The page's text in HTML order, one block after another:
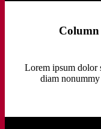
Lorem ipsum dolor
diam